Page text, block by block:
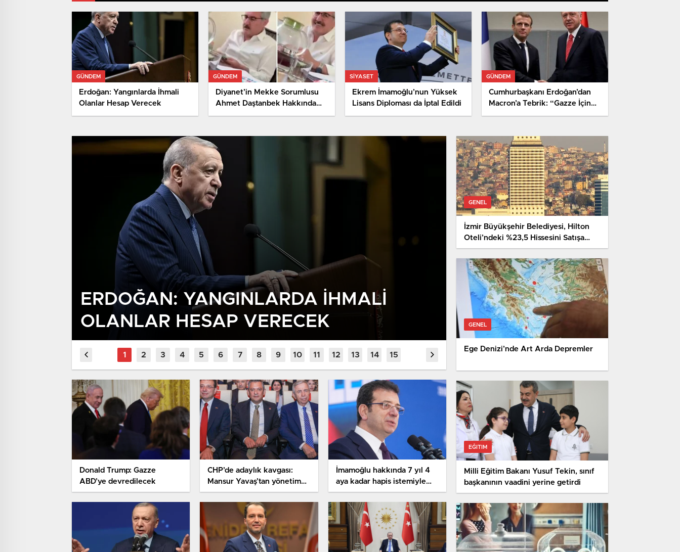
GÜNDEM
Erdoğan: Yangınlarda İhmali
Olanlar Hesap Verecek
GÜNDEM
Diyanet’in Mekke Sorumlusu
Ahmet Daştanbek Hakkında
Rüşvet İddiası
SIYASET
Ekrem İmamoğlu’nun Yüksek
Lisans Diploması da İptal Edildi
GÜNDEM
Cumhurbaşkanı Erdoğan’dan
Macron’a Tebrik: “Gazze İçin
Uluslararası Toplum Harekete
ERDOĞAN: YANGINLARDA İHMALI
OLANLAR HESAP VERECEK
DIYANET’IN MEKKE
AHMET DAŞTANBEK
RÜŞVET İDDIASI
Donald Trump: Gazze
ABD’ye devredilecek
CHP’de adaylık kavgası:
Mansur Yavaş’tan yönetime
rest
İmamoğlu hakkında 7 yıl 4
aya kadar hapis istemiyle
iddianame düzenlendi
GENEL
İzmir Büyükşehir Belediyesi, Hilton
Oteli’ndeki %23,5 Hissesini Satışa
Çıkarıyor
GENEL
Ege Denizi’nde Art Arda Depremler
EĞITIM
Milli Eğitim Bakanı Yusuf Tekin, sınıf
başkanının vaadini yerine getirdi